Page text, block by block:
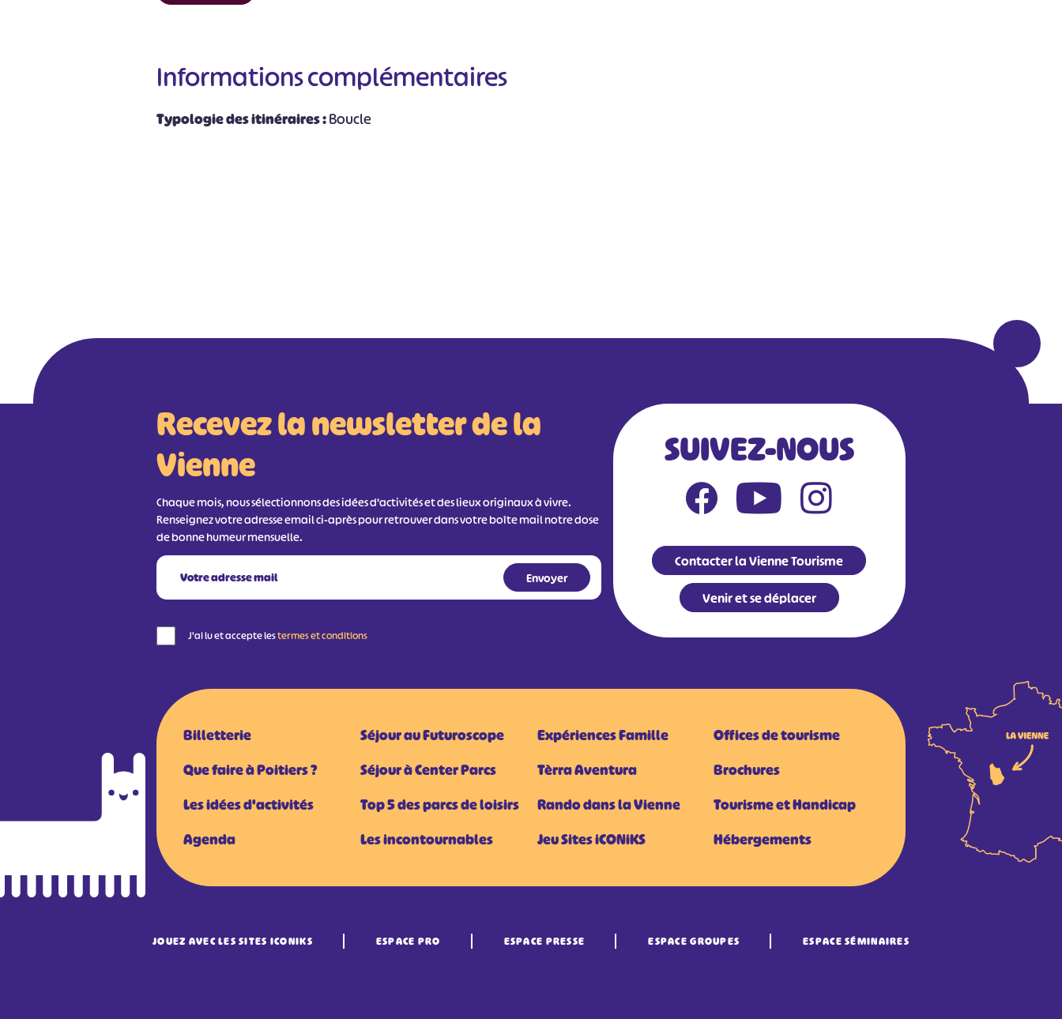
Informations complémentaires
Typologie des itinéraires :Boucle
Recevez la newsletter de la
Vienne
Chaque mois, nous sélectionnons des idées d'activités et des lieux originaux à vivre.
Renseignez votre adresse email ci-après pour retrouver dans votre boîte mail notre dose
de bonne humeur mensuelle.
J'ai lu et accepte lestermes et conditions
SUIVEZ-NOUS
Contacter la Vienne Tourisme
Venir et se déplacer
Billetterie
Que faire à Poitiers ?
Les idées d'activités
Agenda
Séjour au Futuroscope
Séjour à Center Parcs
Top 5 des parcs de loisirs
Les incontournables
Expériences Famille
Tèrra Aventura
Rando dans la Vienne
Jeu Sites iCONiKS
Offices de tourisme
Brochures
Tourisme et Handicap
Hébergements
JOUEZ AVEC LES SITES ICONIKS ESPACE PRO ESPACE PRESSE ESPACE GROUPES ESPACE SÉMINAIRES